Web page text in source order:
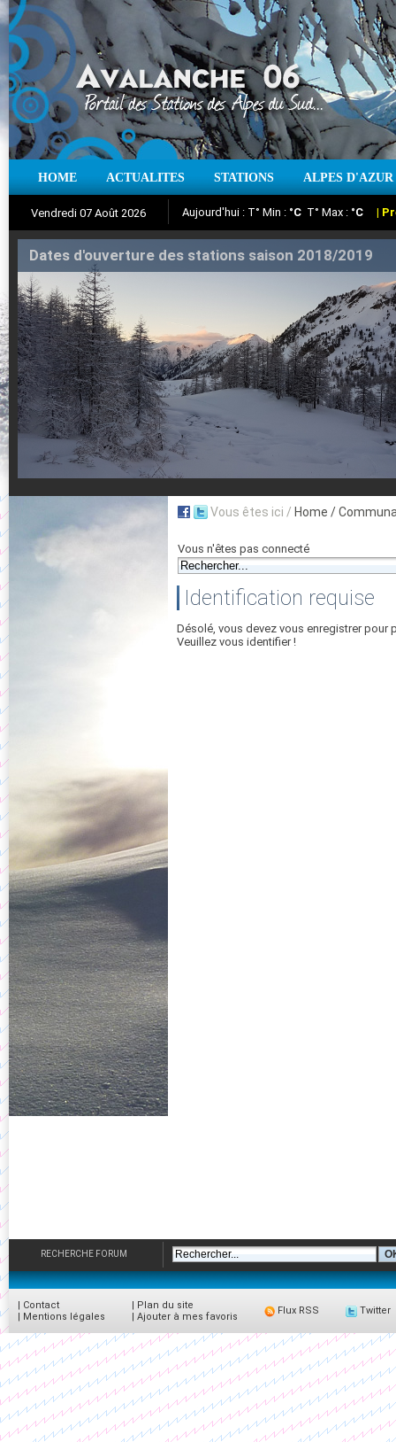
HOME ACTUALITES STATIONS ALPES D'AZUR
Vendredi 07 Août 2026
Aujourd'hui : T° Min : °CT° Max :°C |
Iso à 0° :
Suivez en direct l'actualité des stations
Vous êtes ici / Home /
Vous n'êtes pas connecté
Identification requise
Désolé, vous devez vous enregistrer pour
Veuillez vous identifier !
RECHERCHE FORUM
| Contact
| Mentions légales
| Plan du site
| Ajouter à mes favoris
Flux RSS Twitter